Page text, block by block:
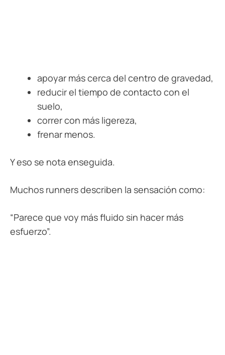
apoyar más cerca del centro de gravedad,
reducir el tiempo de contacto con el
suelo,
correr con más ligereza,
frenar menos.
Y eso se nota enseguida.
Muchos runners describen la sensación como:
“Parece que voy más fluido sin hacer más
esfuerzo”.